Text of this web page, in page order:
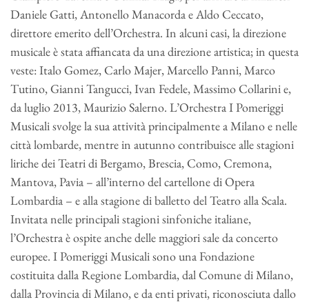
Daniele Gatti, Antonello Manacorda e Aldo Ceccato,
direttore emerito dell’Orchestra. In alcuni casi, la direzione
musicale è stata affiancata da una direzione artistica; in questa
veste: Italo Gomez, Carlo Majer, Marcello Panni, Marco
Tutino, Gianni Tangucci, Ivan Fedele, Massimo Collarini e,
da luglio 2013, Maurizio Salerno. L’Orchestra I Pomeriggi
Musicali svolge la sua attività principalmente a Milano e nelle
città lombarde, mentre in autunno contribuisce alle stagioni
liriche dei Teatri di Bergamo, Brescia, Como, Cremona,
Mantova, Pavia – all’interno del cartellone di Opera
Lombardia – e alla stagione di balletto del Teatro alla Scala.
Invitata nelle principali stagioni sinfoniche italiane,
l’Orchestra è ospite anche delle maggiori sale da concerto
europee. I Pomeriggi Musicali sono una Fondazione
costituita dalla Regione Lombardia, dal Comune di Milano,
dalla Provincia di Milano, e da enti privati, riconosciuta dallo